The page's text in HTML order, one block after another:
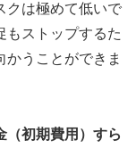
クは極めて低いで
もストップするた
うことができま
（初期費用）すら